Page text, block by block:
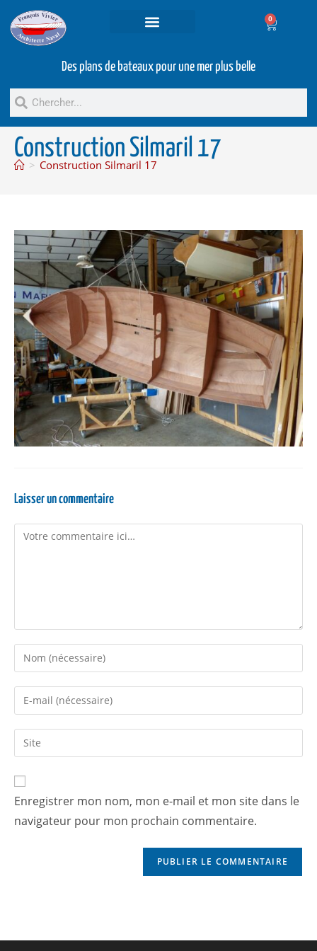
0
Des plans de bateaux pour une mer plus belle
Construction Silmaril 17
> Construction Silmaril 17
Laisser un commentaire
Enregistrer mon nom, mon e-mail et mon site dans le
navigateur pour mon prochain commentaire.